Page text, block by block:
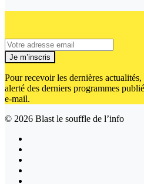
Je m’inscris
Pour recevoir les dernières
alerté des derniers programmes
e-mail.
© 2026 Blast le souffle de l’info